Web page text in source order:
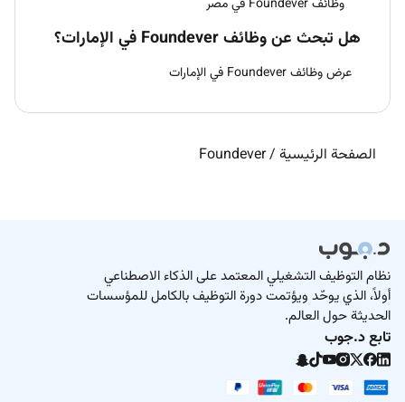
وظائف Foundever في مصر
هل تبحث عن وظائف Foundever في الإمارات؟
عرض وظائف Foundever في الإمارات
الصفحة الرئيسية /
Foundever
نظام التوظيف التشغيلي المعتمد على الذكاء الاصطناعي
أولاً، الذي يوحّد ويؤتمت دورة التوظيف بالكامل للمؤسسات
الحديثة حول العالم.
تابع د.جوب